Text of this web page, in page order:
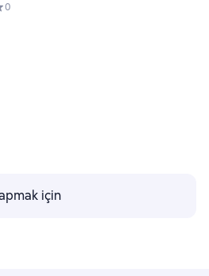
рейтинг 0 на основе 0 оценок
0
için